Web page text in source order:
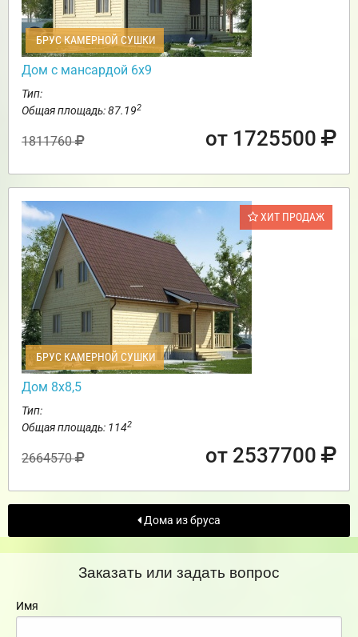
БРУС КАМЕРНОЙ СУШКИ
Дом с мансардой 6х9
Тип:
Общая площадь: 87.192
1811760 от 1725500
ХИТ ПРОДАЖ
БРУС КАМЕРНОЙ СУШКИ
Дом 8х8,5
Тип:
Общая площадь: 1142
2664570 от 2537700
Дома из бруса
Заказать или задать вопрос
Имя